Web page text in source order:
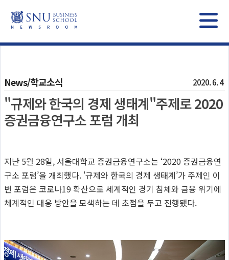
News/학교소식 2020. 6. 4
"규제와 한국의 경제 생태계"주제로 2020
증권금융연구소 포럼 개최
지난 5월 28일, 서울대학교 증권금융연구소는 ‘2020 증권금융연
구소 포럼’을 개최했다.'규제와 한국의 경제 생태계’가 주제인 이
번 포럼은 코로나19 확산으로 세계적인 경기 침체와 금융 위기에
체계적인 대응 방안을 모색하는 데 초점을 두고 진행됐다.